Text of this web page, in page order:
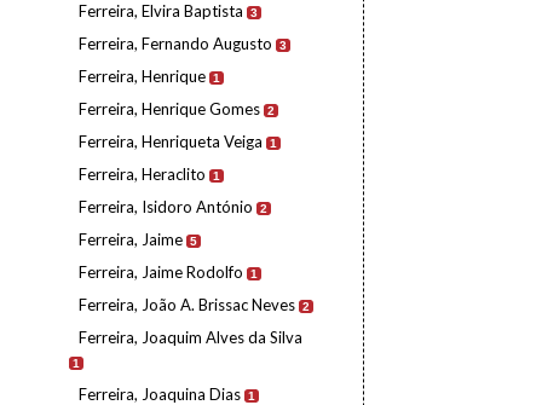
Ferreira, Elvira Baptista 3
Ferreira, Fernando Augusto 3
Ferreira, Henrique 1
Ferreira, Henrique Gomes 2
Ferreira, Henriqueta Veiga 1
Ferreira, Heraclito 1
Ferreira, Isidoro António 2
Ferreira, Jaime 5
Ferreira, Jaime Rodolfo 1
Ferreira, João A. Brissac Neves 2
Ferreira, Joaquim Alves da Silva
1
Ferreira, Joaquina Dias 1